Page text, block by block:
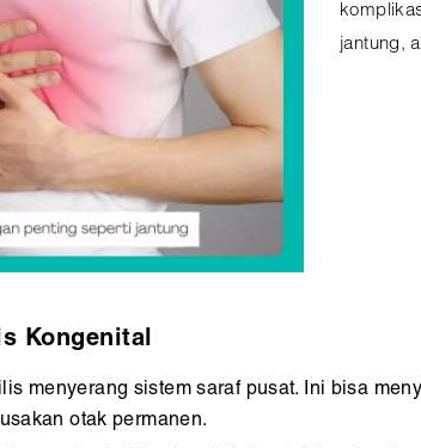
jantung,
Kongenital
menyerang sistem saraf pusat. Ini bisa
otak permanen.